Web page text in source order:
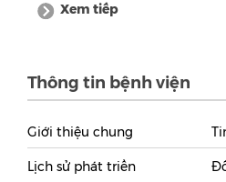
Xem tiếp
Thông tin bệnh viện
Giới thiệu chung
Lịch sử phát triển